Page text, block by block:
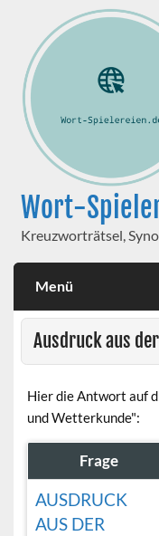
Wort-
Kreuzworträtsel,
Menü
Ausdruck aus
Hier die Antwort auf
und Wetterkunde":
Frage
AUSDRUCK
AUS DER